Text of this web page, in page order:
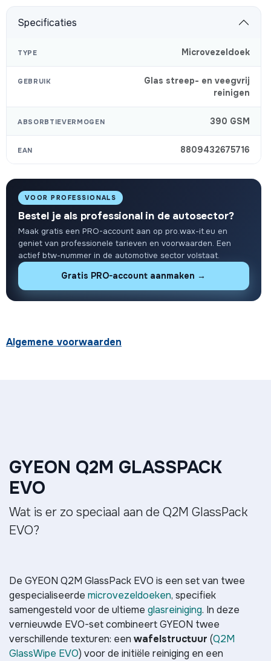
Specificaties
TYPE Microvezeldoek
GEBRUIK
Glas streep- en veegvrij
reinigen
ABSORBTIEVERMOGEN 390 GSM
EAN 8809432675716
VOOR PROFESSIONALS
Bestel je als professional in de autosector?
Maak gratis een PRO-account aan op pro.wax-it.eu en
geniet van professionele tarieven en voorwaarden. Een
actief btw-nummer in de automotive sector volstaat.
Gratis PRO-account aanmaken →
Algemene voorwaarden
GYEON Q2M GLASSPACK
EVO
Wat is er zo speciaal aan de Q2M GlassPack
EVO?
De GYEON Q2M GlassPack EVO is een set van twee
gespecialiseerde microvezeldoeken, specifiek
samengesteld voor de ultieme glasreiniging. In deze
vernieuwde EVO-set combineert GYEON twee
verschillende texturen: een wafelstructuur (Q2M
GlassWipe EVO) voor de initiële reiniging en een